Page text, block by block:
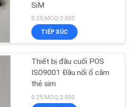
5G
SiM
0.25 MOQ:2.000
TIẾP XÚC
Thiết bị đầu cuối POS
ISO9001 Đầu nối ổ cắm
thẻ sim
0.25 MOQ:2.000